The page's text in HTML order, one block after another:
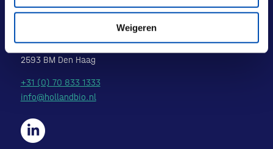
Weigeren
2593 BM Den Haag
Laan van Nieuw Oost-Indië 133 M
2593 BM Den Haag
+31 (0) 70 833 1333
info@hollandbio.nl